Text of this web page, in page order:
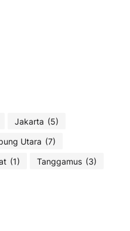
Jakarta (5)
Utara (7)
(1) Tanggamus (3)